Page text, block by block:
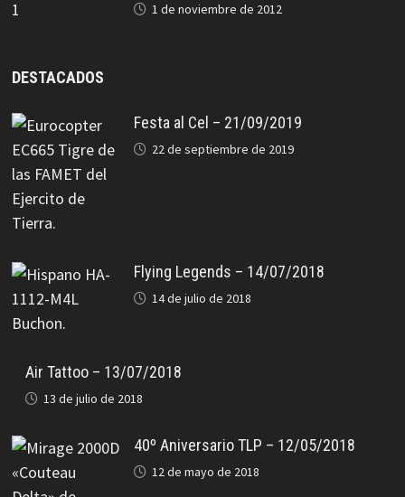
1 de noviembre de 2012
DESTACADOS
Festa al Cel – 21/09/2019
22 de septiembre de 2019
Flying Legends – 14/07/2018
14 de julio de 2018
Air Tattoo – 13/07/2018
13 de julio de 2018
40º Aniversario TLP – 12/05/2018
12 de mayo de 2018